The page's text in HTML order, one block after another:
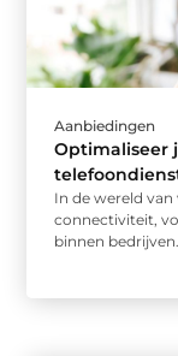
Aanbiedingen
Optimaliseer
In de wereld
connectiviteit,
binnen